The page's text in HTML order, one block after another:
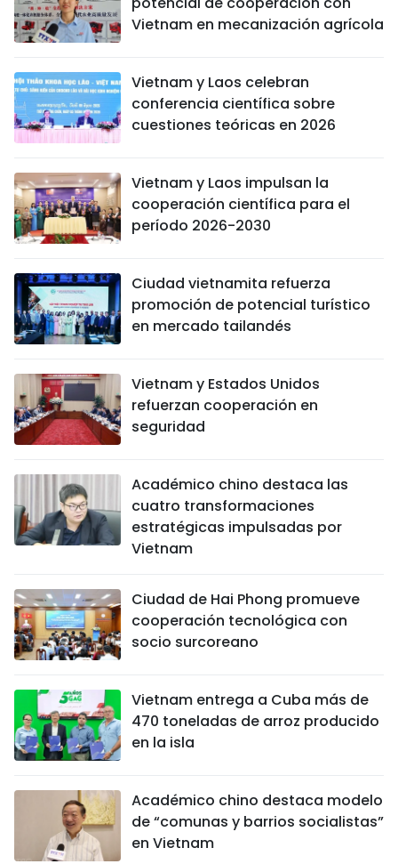
Vietnam en mecanización agrícola
Vietnam y Laos celebran
conferencia científica sobre
cuestiones teóricas en 2026
Vietnam y Laos impulsan la
cooperación científica para el
período 2026-2030
Ciudad vietnamita refuerza
promoción de potencial turístico
en mercado tailandés
Vietnam y Estados Unidos
refuerzan cooperación en
seguridad
Académico chino destaca las
cuatro transformaciones
estratégicas impulsadas por
Vietnam
Ciudad de Hai Phong promueve
cooperación tecnológica con
socio surcoreano
Vietnam entrega a Cuba más de
470 toneladas de arroz producido
en la isla
Académico chino destaca modelo
de “comunas y barrios socialistas”
en Vietnam